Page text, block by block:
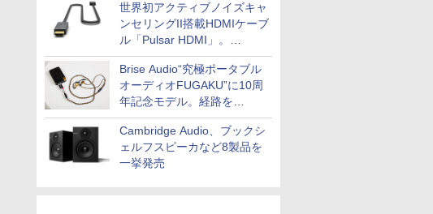
世界初アクティブノイズキャ
ンセリングII搭載HDMIケーブ
ル「Pulsar HDMI」。
SilentPowerから
Brise Audio“究極ポータブル
オーディオFUGAKU”に10周
年記念モデル。経路を
NISHIKIで統一。400万円
Cambridge Audio、ブックシ
ェルフスピーカなど8製品を
一挙発売